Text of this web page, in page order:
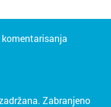
Zabranjeno